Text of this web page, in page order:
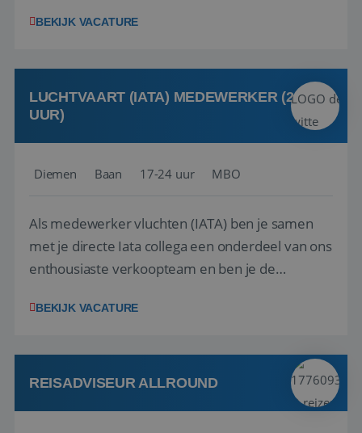
het samenstellen en boeken van de perfecte
deze onderdelen zijn nu samen gevoegd...
BEKIJK VACATURE
LUCHTVAART (IATA) MEDEWERKER (24-32
UUR)
Diemen Baan 17-24 uur MBO
Als medewerker vluchten (IATA) ben je samen
met je directe Iata collega een onderdeel van ons
enthousiaste verkoopteam en ben je de
en tarieven waar je collega’s niet uitkomen.
kwaliteitsbewaking van alles wat met IATA te m...
BEKIJK VACATURE
REISADVISEUR ALLROUND